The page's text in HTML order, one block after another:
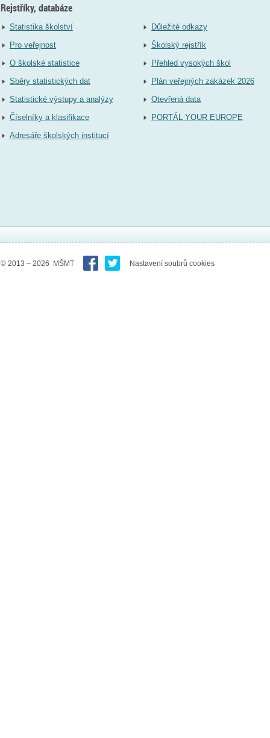
Rejstříky, databáze
Statistika školství
Pro veřejnost
O školské statistice
Sběry statistických dat
Statistické výstupy a analýzy
Číselníky a klasifikace
Adresáře školských institucí
Důležité odkazy
Školský rejstřík
Přehled vysokých škol
Plán veřejných zakázek 2026
Otevřená data
PORTÁL YOUR EUROPE
© 2013 – 2026 MŠMT Nastavení soubrů cookies